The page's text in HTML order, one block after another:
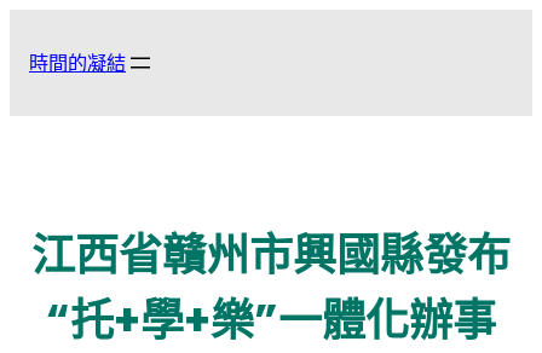
時間的凝結
江西省贛州市興國縣發布
“托+學+樂”一體化辦事